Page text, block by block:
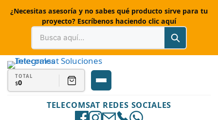
¿Necesitas asesoría y no sabes qué producto sirve para tu
proyecto? Escríbenos haciendo clic aquí
TELECOMSAT REDES SOCIALES
TOTAL
$0